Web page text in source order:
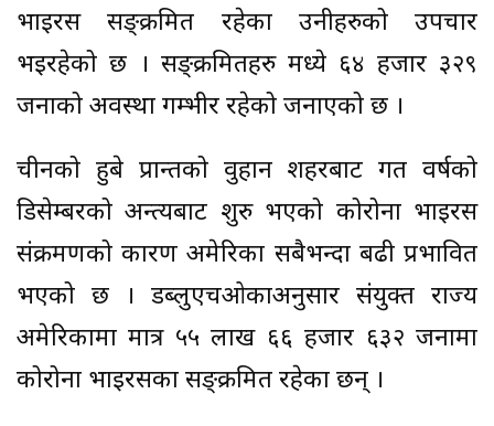
भाइरस सङ्क्रमित रहेका उनीहरुको उपचार
भइरहेको छ । सङ्क्रमितहरु मध्ये ६४ हजार ३२९
जनाको अवस्था गम्भीर रहेको जनाएको छ ।
चीनको हुबे प्रान्तको वुहान शहरबाट गत वर्षको
डिसेम्बरको अन्त्यबाट शुरु भएको कोरोना भाइरस
संक्रमणको कारण अमेरिका सबैभन्दा बढी प्रभावित
भएको छ । डब्लुएचओकाअनुसार संयुक्त राज्य
अमेरिकामा मात्र ५५ लाख ६६ हजार ६३२ जनामा
कोरोना भाइरसका सङ्क्रमित रहेका छन् ।